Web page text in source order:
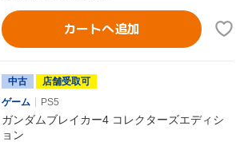
カートへ追加
中古
店舗受取可
ゲーム
PS5
ガンダムブレイカー4 コレクターズエディシ
ョン